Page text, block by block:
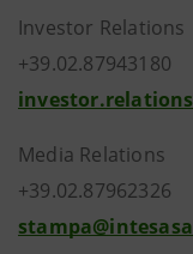
Investor Relations
+39.02.87943180
Media Relations
+39.02.87962326